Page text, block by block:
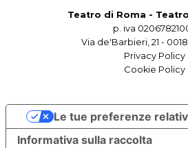
Teatro di Roma -
p. iva
Via de'Barbieri, 21 -
Privacy Policy
Cookie Policy
Informativa sulla raccolta
Le tue preferenze